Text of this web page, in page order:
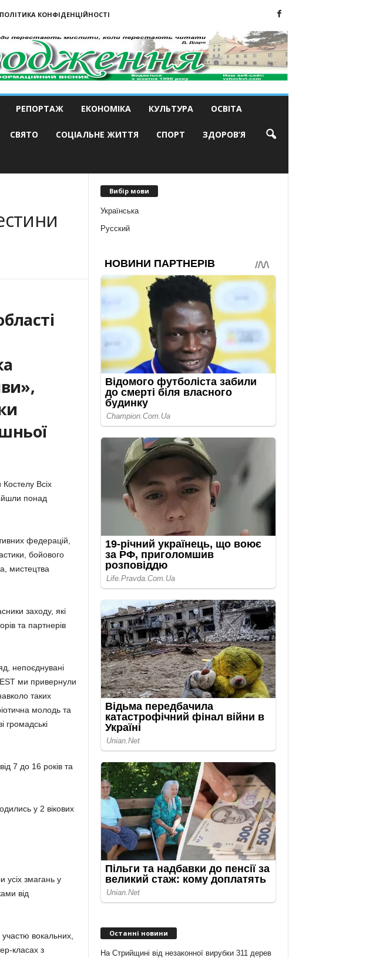
ПОЛІТИКА КОНФІДЕНЦІЙНОСТІ
РЕПОРТАЖ ЕКОНОМІКА КУЛЬТУРА ОСВІТА
СВЯТО СОЦІАЛЬНЕ ЖИТТЯ СПОРТ ЗДОРОВ’Я
Всіх
понад
федерацій,
бойового
мистецтва
заходу, які
та партнерів
непоєднувані
ми привернули
таких
молодь та
громадські
7 до 16 років та
у 2 вікових
усіх змагань у
від
вокальних,
класах з
Вибір мови
Українська
Русский
Останні новини
На Стрийщині від незаконної вирубки 311 дерев